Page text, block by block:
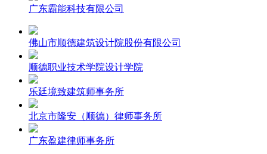
广东霸能科技有限公司
佛山市顺德建筑设计院股份有限公司
顺德职业技术学院设计学院
乐廷境致建筑师事务所
北京市隆安（顺德）律师事务所
广东盈建律师事务所